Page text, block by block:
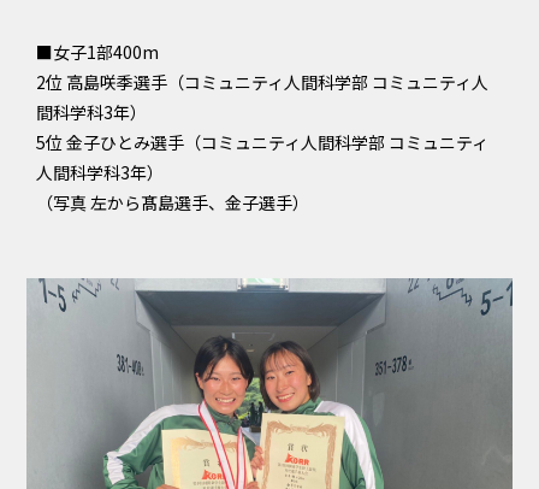
■女子1部400m
2位 高島咲季選手（コミュニティ人間科学部 コミュニティ人
間科学科3年）
5位 金子ひとみ選手（コミュニティ人間科学部 コミュニティ
人間科学科3年）
（写真 左から髙島選手、金子選手）